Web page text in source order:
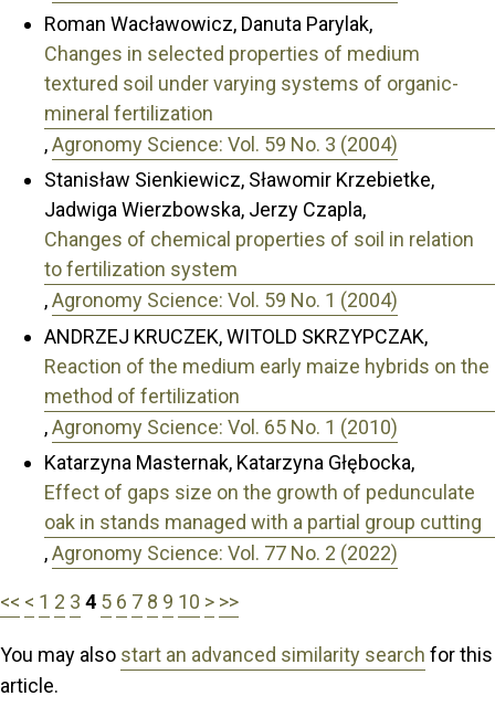
Roman Wacławowicz, Danuta Parylak,
Changes in selected properties of medium
textured soil under varying systems of organic-
mineral fertilization
,Agronomy Science: Vol. 59 No. 3 (2004)
Stanisław Sienkiewicz, Sławomir Krzebietke,
Jadwiga Wierzbowska, Jerzy Czapla,
Changes of chemical properties of soil in relation
to fertilization system
,Agronomy Science: Vol. 59 No. 1 (2004)
ANDRZEJ KRUCZEK, WITOLD SKRZYPCZAK,
Reaction of the medium early maize hybrids on the
method of fertilization
,Agronomy Science: Vol. 65 No. 1 (2010)
Katarzyna Masternak, Katarzyna Głębocka,
Effect of gaps size on the growth of pedunculate
oak in stands managed with a partial group cutting
,Agronomy Science: Vol. 77 No. 2 (2022)
<< < 1 2 3 4 5 6 7 8 9 10 > >>
You may also start an advanced similarity search for this
article.